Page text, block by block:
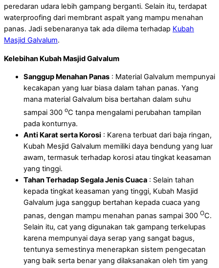
peredaran udara lebih gampang berganti. Selain itu, terdapat
waterproofing dari membrant aspalt yang mampu menahan
panas. Jadi sebenaranya tak ada dilema terhadap Kubah
Masjid Galvalum.
Kelebihan Kubah Masjid Galvalum
Sanggup Menahan Panas : Material Galvalum mempunyai
kecakapan yang luar biasa dalam tahan panas. Yang
mana material Galvalum bisa bertahan dalam suhu
sampai 300 oC tanpa mengalami perubahan tampilan
pada konturnya.
Anti Karat serta Korosi : Karena terbuat dari baja ringan,
Kubah Mesjid Galvalum memiliki daya bendung yang luar
awam, termasuk terhadap korosi atau tingkat keasaman
yang tinggi.
Tahan Terhadap Segala Jenis Cuaca : Selain tahan
kepada tingkat keasaman yang tinggi, Kubah Masjid
Galvalum juga sanggup bertahan kepada cuaca yang
panas, dengan mampu menahan panas sampai 300 OC.
Selain itu, cat yang digunakan tak gampang terkelupas
karena mempunyai daya serap yang sangat bagus,
tentunya semestinya menerapkan sistem pengecatan
yang baik serta benar yang dilaksanakan oleh tim yang